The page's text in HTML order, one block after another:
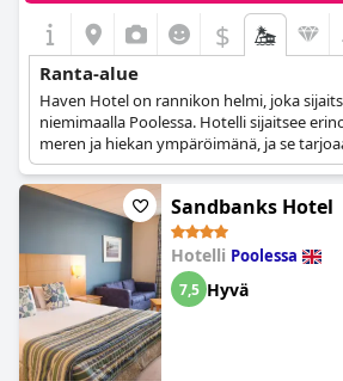
$
Ranta-alue
Haven Hotel on rannikon helmi, joka
niemimaalla Poolessa. Hotelli sijaitsee
meren ja hiekan ympäröimänä, ja se
seesteisen pakopaikan kaupunkielämän
vieraat voivat astua ulos seitsemän mailin
koskemattomille hiekkarannoille, jotka
eteensä. Purbecks on vain parin askeleen
pääsee Shell Bay -ketjun lautalla, joten
portti etelärannikon ja sen lähialueiden
tarjoaa lämpimän ja viihtyisän ilmapiirin
mukavuudet, jotka varmasti tekevät
oleskelusta mukavan ja rentouttavan.
parvekkeet merinäköalalla, joten
Sandbanks Hotel
Hotelli Poolessa
7,5 Hyvä